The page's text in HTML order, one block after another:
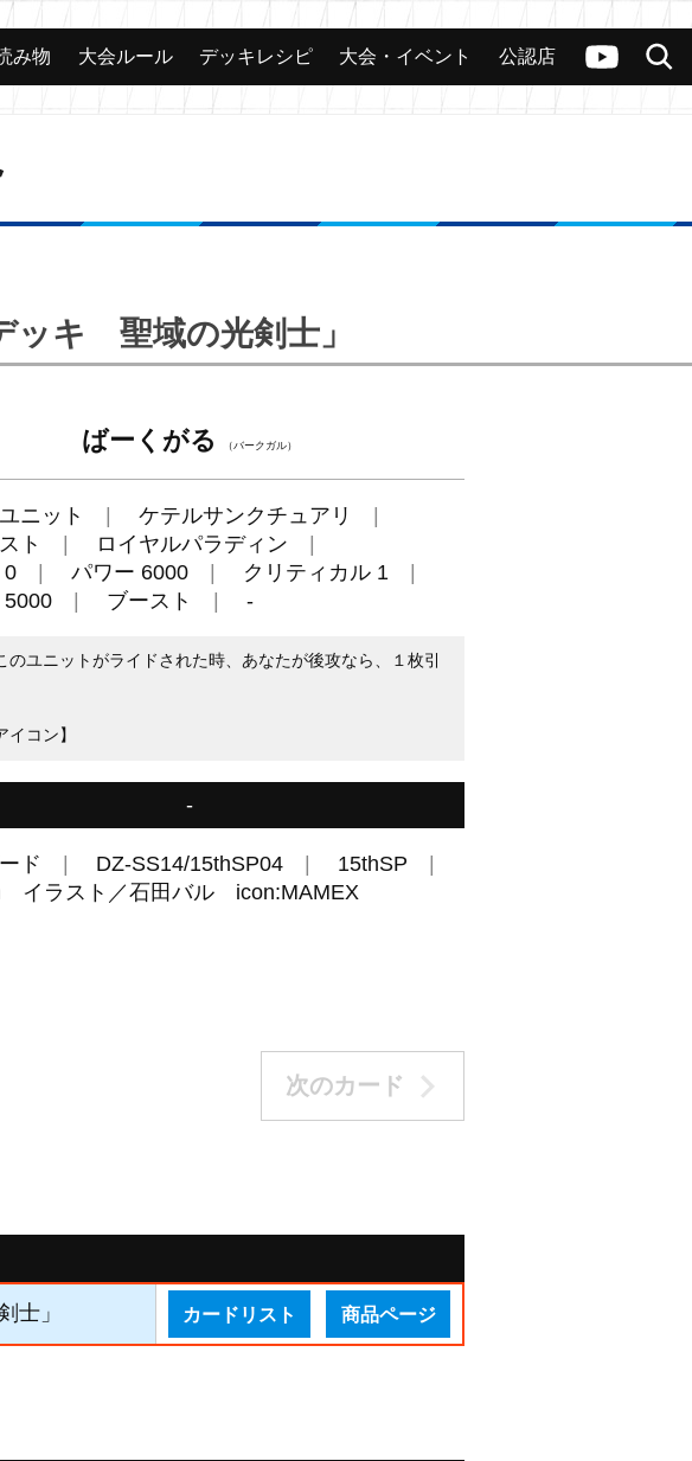
ヴァンガードch
検索
カード 大会 公認店舗 その他
み物 大会ルール デッキレシピ 大会・イベント 公認店
ッキ 聖域の光剣士」
ばーくがる （バークガル）
ニット
ケテルサンクチュアリ
ト
ロイヤルパラディン
0
パワー 6000
クリティカル 1
5000
ブースト -
のユニットがライドされた時、あなたが後攻なら、１枚引
イコン】
-
ド DZ-SS14/15thSP04
15thSP
イラスト／石田バル icon:MAMEX
次のカード
士」 カードリスト 商品ページ